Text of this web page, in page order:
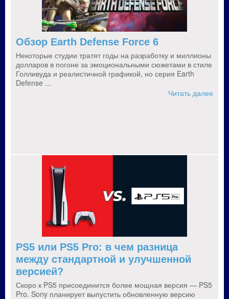
Обзор Earth Defense Force 6
Некоторые студии тратят годы на разработку и миллионы
долларов в погоне за эмоциональными сюжетами в стиле
Голливуда и реалистичной графикой, но серия Earth
Defense ...
Читать далее
PS5 или PS5 Pro: в чем разница
между стандартной и улучшенной
версией?
Скоро к PS5 присоединится более мощная версия — PS5
Pro. Sony планирует выпустить обновленную версию